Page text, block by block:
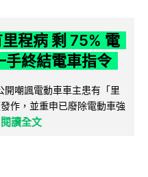
程病 剩 75% 電
手終結電車指令
嘲諷電動車車主患有「里
作，並重申已廢除電動車強
閱讀全文